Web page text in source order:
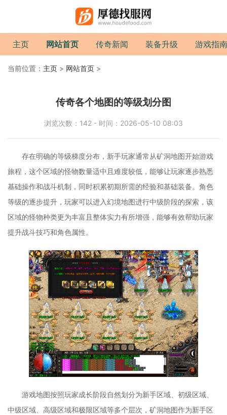
主页 网站首页 传奇新闻 装备升级 游戏指南
当前位置： 主页 > 网站首页 >
传奇各个地图的等级划分图
浏览次数：142 - 时间：2026-05-10 08:03
存在明确的等级梯度分布，新手玩家通常从矿洞地图开始游戏
旅程，这个区域的怪物数量适中且难度较低，能够让玩家逐步熟悉
基础操作和战斗机制，同时积累初期所需的经验和基础装备。角色
等级的逐步提升，玩家可以进入幻境地图进行中级阶段的探索，该
区域的怪物种类更为丰富且整体实力有所增强，能够有效帮助玩家
提升战斗技巧和角色属性。
游戏地图按照玩家成长阶段自然划分为新手区域、初级区域、
中级区域、高级区域和极限区域等多个层次，矿洞地图作为新手区